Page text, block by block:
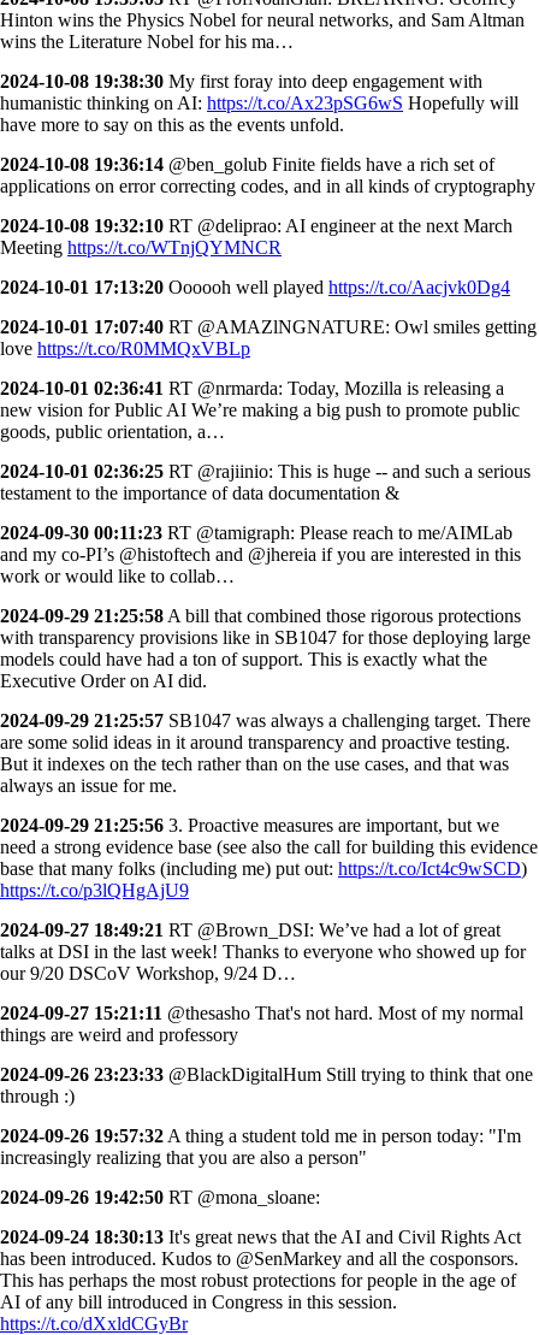
Hinton wins the Physics Nobel for neural networks, and Sam Altman
wins the Literature Nobel for his ma…
2024-10-08 19:38:30 My first foray into deep engagement with
humanistic thinking on AI: https://t.co/Ax23pSG6wS Hopefully will
have more to say on this as the events unfold.
2024-10-08 19:36:14 @ben_golub Finite fields have a rich set of
applications on error correcting codes, and in all kinds of cryptography
2024-10-08 19:32:10 RT @deliprao: AI engineer at the next March
Meeting https://t.co/WTnjQYMNCR
2024-10-01 17:13:20 Oooooh well played https://t.co/Aacjvk0Dg4
2024-10-01 17:07:40 RT @AMAZlNGNATURE: Owl smiles getting
love https://t.co/R0MMQxVBLp
2024-10-01 02:36:41 RT @nrmarda: Today, Mozilla is releasing a
new vision for Public AI We’re making a big push to promote public
goods, public orientation, a…
2024-10-01 02:36:25 RT @rajiinio: This is huge -- and such a serious
testament to the importance of data documentation &
2024-09-30 00:11:23 RT @tamigraph: Please reach to me/AIMLab
and my co-PI’s @histoftech and @jhereia if you are interested in this
work or would like to collab…
2024-09-29 21:25:58 A bill that combined those rigorous protections
with transparency provisions like in SB1047 for those deploying large
models could have had a ton of support. This is exactly what the
Executive Order on AI did.
2024-09-29 21:25:57 SB1047 was always a challenging target. There
are some solid ideas in it around transparency and proactive testing.
But it indexes on the tech rather than on the use cases, and that was
always an issue for me.
2024-09-29 21:25:56 3. Proactive measures are important, but we
need a strong evidence base (see also the call for building this evidence
base that many folks (including me) put out: https://t.co/Ict4c9wSCD)
https://t.co/p3lQHgAjU9
2024-09-27 18:49:21 RT @Brown_DSI: We’ve had a lot of great
talks at DSI in the last week! Thanks to everyone who showed up for
our 9/20 DSCoV Workshop, 9/24 D…
2024-09-27 15:21:11 @thesasho That's not hard. Most of my normal
things are weird and professory
2024-09-26 23:23:33 @BlackDigitalHum Still trying to think that one
through :)
2024-09-26 19:57:32 A thing a student told me in person today: "I'm
increasingly realizing that you are also a person"
2024-09-26 19:42:50 RT @mona_sloane:
2024-09-24 18:30:13 It's great news that the AI and Civil Rights Act
has been introduced. Kudos to @SenMarkey and all the cosponsors.
This has perhaps the most robust protections for people in the age of
AI of any bill introduced in Congress in this session.
https://t.co/dXxldCGyBr